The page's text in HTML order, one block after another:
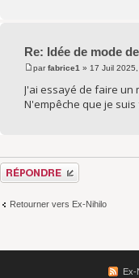
Re: Idée de mode
parfabrice1 » 17 Juil 2025,
J'ai essayé de faire un
N'empêche que je
Répondre
Retourner vers Ex-Nihilo
Ex-